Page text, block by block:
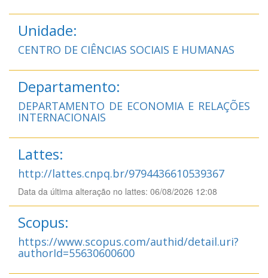
Unidade:
CENTRO DE CIÊNCIAS SOCIAIS E HUMANAS
Departamento:
DEPARTAMENTO DE ECONOMIA E RELAÇÕES
INTERNACIONAIS
Lattes:
http://lattes.cnpq.br/9794436610539367
Data da última alteração no lattes: 06/08/2026 12:08
Scopus:
https://www.scopus.com/authid/detail.uri?
authorId=55630600600